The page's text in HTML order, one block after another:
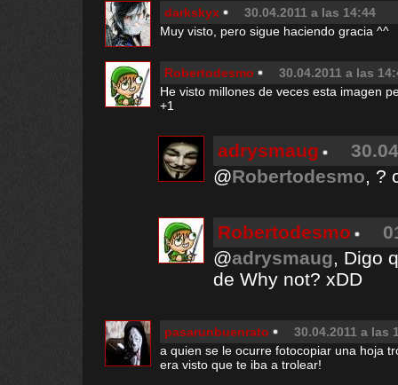
darkskyx
30.04.2011 a las 14:44
Muy visto, pero sigue haciendo gracia ^^
Robertodesmo
30.04.2011 a las
He visto millones de veces esta imagen
+1
adrysmaug
@Robertodesmo, ?
Robertodesmo
@adrysmaug, Digo
de Why not? xDD
pasarunbuenrato
30.04.2011 a las
a quien se le ocurre fotocopiar una hoja
era visto que te iba a trolear!